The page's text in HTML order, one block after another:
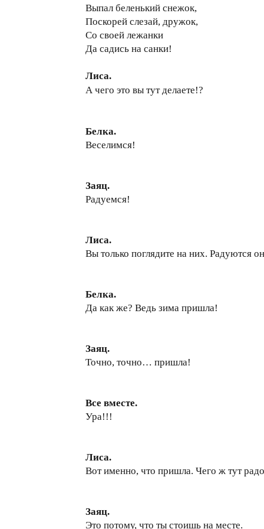
Выпал беленький снежок,
Поскорей слезай, дружок,
Со своей лежанки
Да садись на санки!
Лиса.
А чего это вы тут делаете!?
Белка.
Веселимся!
Заяц.
Радуемся!
Лиса.
Вы только поглядите на них. Радуются
Белка.
Да как же? Ведь зима пришла!
Заяц.
Точно, точно… пришла!
Все вместе.
Ура!!!
Лиса.
Вот именно, что пришла. Чего ж тут
Заяц.
Это потому, что ты стоишь на месте.